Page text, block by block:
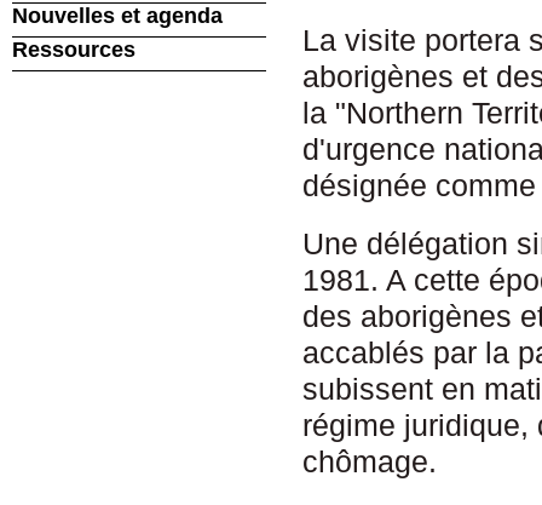
La visite portera
aborigènes et
la "Northern
d'urgence
désignée
Une délégation
1981. A cette
des aborigènes
accablés par la
subissent en
régime juridique,
chômage.
Nouvelles et agenda
Ressources